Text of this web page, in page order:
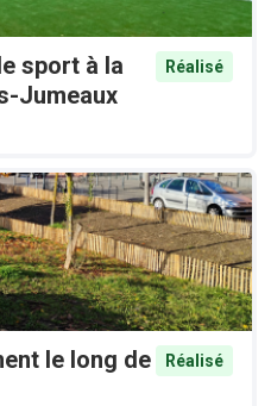
sport à la
Jumeaux
Réalisé
le long de
Réalisé